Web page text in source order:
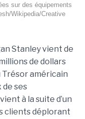
sur des équipements
Wikipedia/Creative
Stanley vient de
de dollars
Trésor américain
de ses
à la suite d’un
clients déplorant